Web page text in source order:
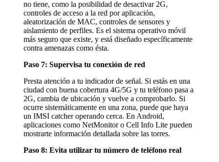
no tiene, como la posibilidad de desactivar 2G,
controles de acceso a la red por aplicación,
aleatorización de MAC, controles de sensores y
aislamiento de perfiles. Es el sistema operativo móvil
más seguro que existe, y está diseñado específicamente
contra amenazas como ésta.
Paso 7: Supervisa tu conexión de red
Presta atención a tu indicador de señal. Si estás en una
ciudad con buena cobertura 4G/5G y tu teléfono pasa a
2G, cambia de ubicación y vuelve a comprobarlo. Si
ocurre sistemáticamente en una zona, puede que haya
un IMSI catcher operando cerca. En Android,
aplicaciones como NetMonitor o Cell Info Lite pueden
mostrarte información detallada sobre las torres.
Paso 8: Evita utilizar tu número de teléfono real